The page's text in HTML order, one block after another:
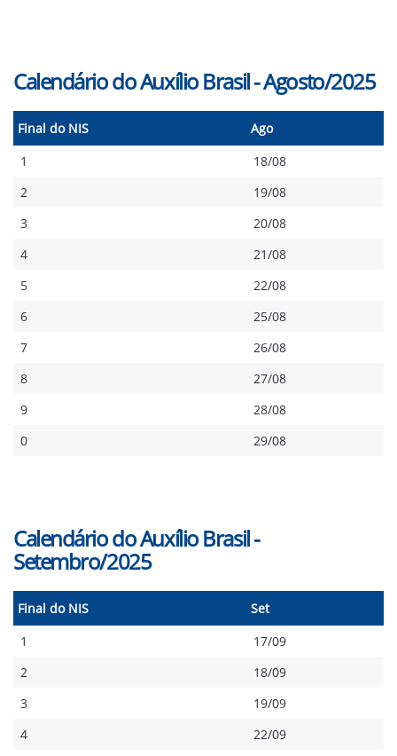
Calendário do Auxílio Brasil - Agosto/2025
Final do NIS
Ago
1
18/08
2
19/08
3
20/08
4
21/08
5
22/08
6
25/08
7
26/08
8
27/08
9
28/08
0
29/08
Calendário do Auxílio Brasil -
Setembro/2025
Final do NIS
Set
1
17/09
2
18/09
3
19/09
4
22/09